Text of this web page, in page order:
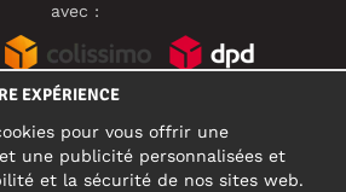
avec :
EXPÉRIENCE
pour vous offrir une
une publicité personnalisées et
et la sécurité de nos sites web.